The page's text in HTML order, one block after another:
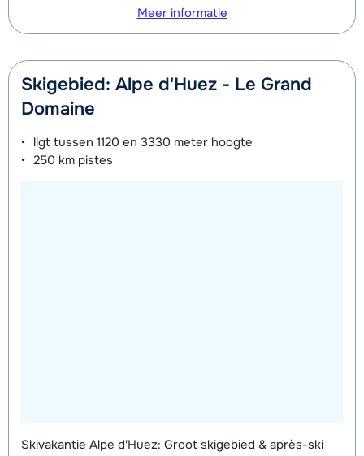
Meer informatie
Skigebied: Alpe d'Huez - Le Grand
Domaine
ligt tussen 1120 en 3330 meter hoogte
250 km pistes
Skivakantie Alpe d'Huez: Groot skigebied & après-ski